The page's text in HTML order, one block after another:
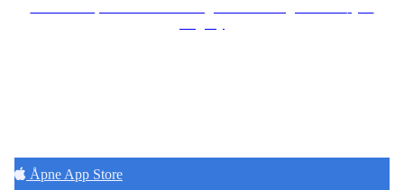
Åpne App Store